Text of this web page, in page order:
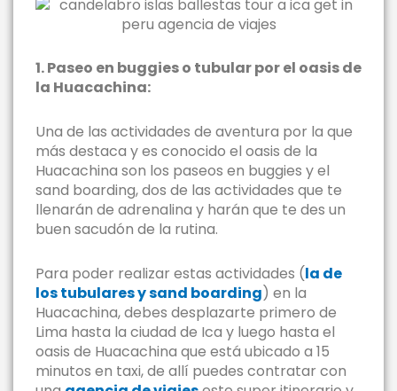
1. Paseo en buggies o tubular por el oasis de
la Huacachina:
Una de las actividades de aventura por la que
más destaca y es conocido el oasis de la
Huacachina son los paseos en buggies y el
sand boarding, dos de las actividades que te
llenarán de adrenalina y harán que te des un
buen sacudón de la rutina.
Para poder realizar estas actividades (la de
los tubulares y sand boarding) en la
Huacachina, debes desplazarte primero de
Lima hasta la ciudad de Ica y luego hasta el
oasis de Huacachina que está ubicado a 15
minutos en taxi, de allí puedes contratar con